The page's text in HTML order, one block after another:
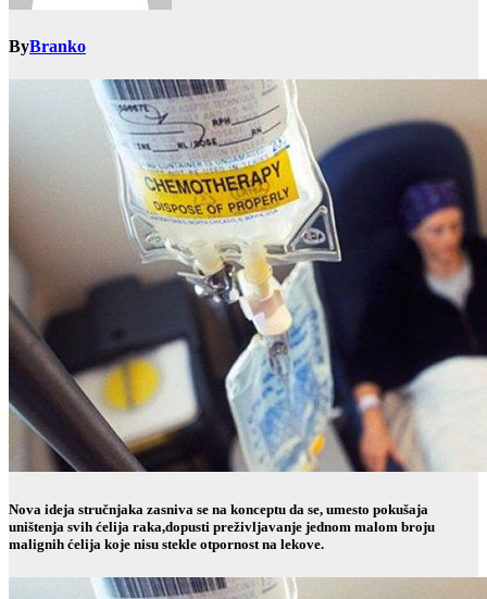
ByBranko
Nova ideja stručnjaka zasniva se na konceptu da se, umesto pokušaja
uništenja svih ćelija raka,dopusti preživljavanje jednom malom broju
malignih ćelija koje nisu stekle otpornost na lekove.